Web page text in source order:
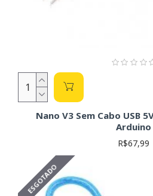
Nano V3 Sem Cabo USB
Arduino
R$67,99
ESGOTADO